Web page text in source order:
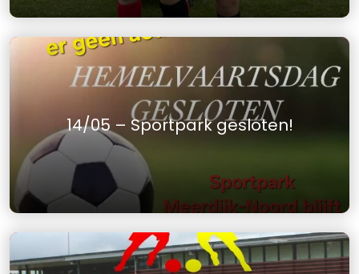
14/05 – Sportpark gesloten!